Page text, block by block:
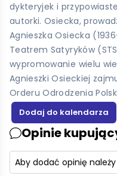
dykteryjek i
autorki. Osiecka,
Agnieszka Osiecka
Teatrem Satyryków
wypromowanie wielu
Agnieszki Osieckiej
Orderu Odrodzenia
Opinie
Aby dodać opinię